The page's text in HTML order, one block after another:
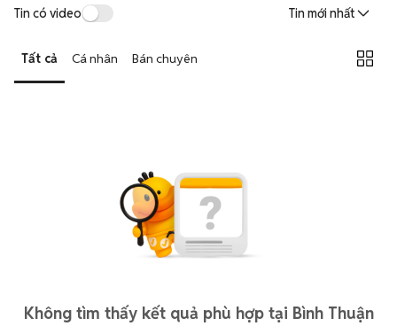
Giao dịch thực tế: Việc gặp nhau trực tiếp giúp bạn có thời
Tin có video Tin mới nhất
Tất cả Cá nhân Bán chuyên
Không tìm thấy kết quả phù hợp tại Bình Thuận